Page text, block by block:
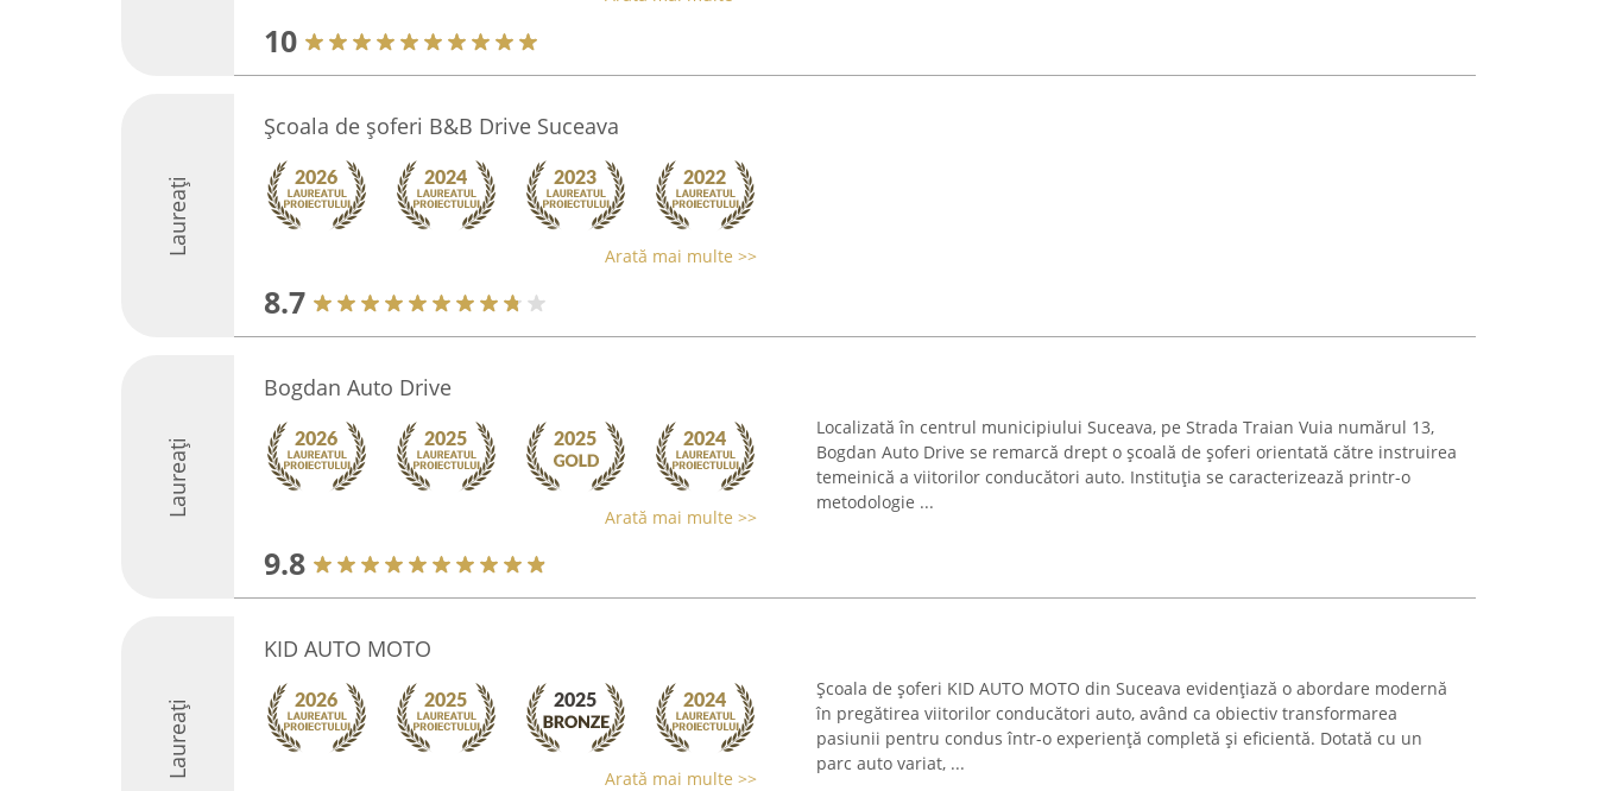
10
Laureați
Școala de șoferi B&B Drive Suceava
Arată mai multe >>
8.7
Laureați
Bogdan Auto Drive
Arată mai multe >>
9.8
Localizată în centrul municipiului Suceava, pe Strada Traian Vuia numărul 13,
Bogdan Auto Drive se remarcă drept o școală de șoferi orientată către instruirea
temeinică a viitorilor conducători auto. Instituția se caracterizează printr-o
metodologie ...
Laureați
KID AUTO MOTO
Arată mai multe >>
Școala de șoferi KID AUTO MOTO din Suceava evidențiază o abordare modernă
în pregătirea viitorilor conducători auto, având ca obiectiv transformarea
pasiunii pentru condus într-o experiență completă și eficientă. Dotată cu un
parc auto variat, ...